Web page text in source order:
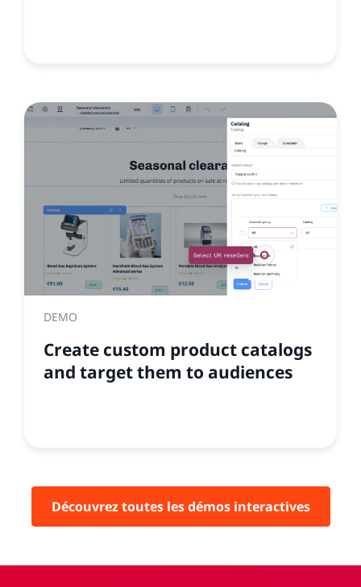
DEMO
Create custom product catalogs
and target them to audiences
Découvrez toutes les démos interactives